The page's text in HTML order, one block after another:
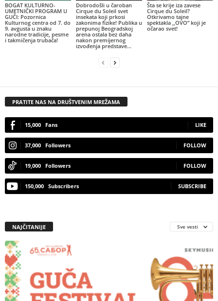
BOGAT KULTURNO-
UMETNIČKI PROGRAM U
GUČI: Pozornica
Kulturnog centra od 7. do
9. avgusta u znaku
narodne tradicije, pesme
i takmičenja trubača!
Dobrodošli u čaroban
Cirque du Soleil svet
insekata koji prkosi
zakonima fizike! Publika u
prepunoj Beogradskoj
arena ostala bez daha
nakon premijernog
izvođenja predstave...
Šta se krije iza zavese
Cirque du Soleil?
Otkrivamo tajne
spektakla ,,OVO” koji je
očarao svet!
PRATITE NAS NA DRUŠTVENIM MREŽAMA
15,000 Fans LIKE
37,000 Followers FOLLOW
19,000 Followers FOLLOW
150,000 Subscribers SUBSCRIBE
NAJČITANIJE Sve vesti